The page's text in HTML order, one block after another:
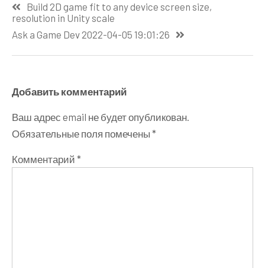
по
записям
Build 2D game fit to any device screen size,
resolution in Unity scale
Ask a Game Dev 2022-04-05 19:01:26
Добавить комментарий
Ваш адрес email не будет опубликован.
Обязательные поля помечены *
Комментарий *